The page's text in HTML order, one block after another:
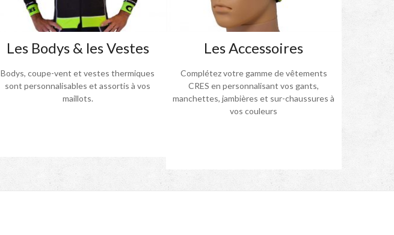
Les Bodys & les Vestes
Bodys, coupe-vent et vestes thermiques
sont personnalisables et assortis à vos
maillots.
Les Accessoires
Complétez votre gamme de vêtements
CRES en personnalisant vos gants,
manchettes, jambières et sur-chaussures à
vos couleurs